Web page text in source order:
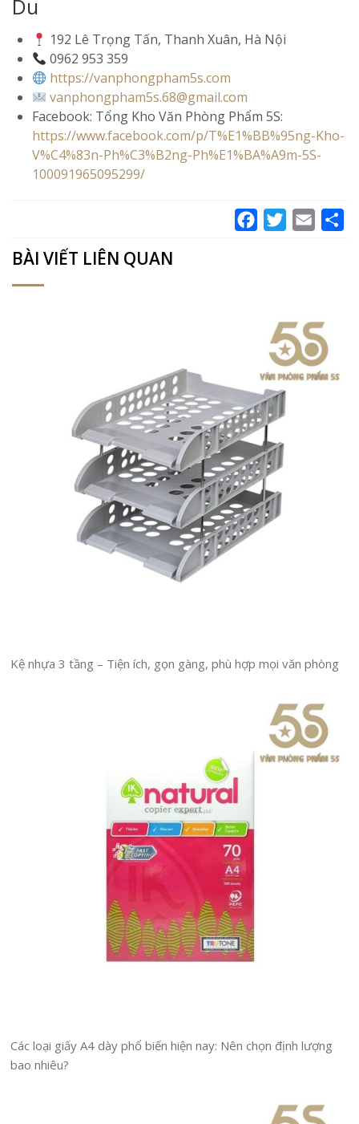
Du
192 Lê Trọng Tấn, Thanh Xuân, Hà Nội
0962 953 359
https://vanphongpham5s.com
vanphongpham5s.68@gmail.com
Facebook: Tổng Kho Văn Phòng Phẩm 5S:
https://www.facebook.com/p/T%E1%BB%95ng-Kho-
V%C4%83n-Ph%C3%B2ng-Ph%E1%BA%A9m-5S-
100091965095299/
FacebookTwitterEmail
BÀI VIẾT LIÊN QUAN
Kệ nhựa 3 tầng – Tiện ích, gọn gàng, phù hợp mọi văn phòng
Các loại giấy A4 dày phổ biến hiện nay: Nên chọn định lượng
bao nhiêu?